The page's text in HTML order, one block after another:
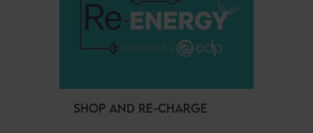
SHOP AND RE-CHARGE